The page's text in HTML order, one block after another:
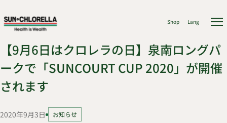
Shop Lang
【9月6日はクロレラの日】泉南ロングパ
ークで「SUNCOURT CUP 2020」が開催
されます
2020年9月3日 お知らせ